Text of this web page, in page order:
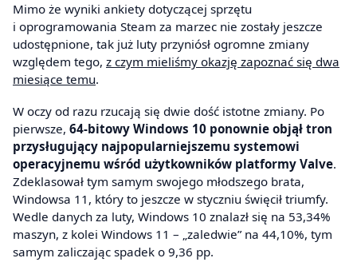
Mimo że wyniki ankiety dotyczącej sprzętu
i oprogramowania Steam za marzec nie zostały jeszcze
udostępnione, tak już luty przyniósł ogromne zmiany
względem tego, z czym mieliśmy okazję zapoznać się dwa
miesiące temu.
W oczy od razu rzucają się dwie dość istotne zmiany. Po
pierwsze, 64-bitowy Windows 10 ponownie objął tron
przysługujący najpopularniejszemu systemowi
operacyjnemu wśród użytkowników platformy Valve.
Zdeklasował tym samym swojego młodszego brata,
Windowsa 11, który to jeszcze w styczniu święcił triumfy.
Wedle danych za luty, Windows 10 znalazł się na 53,34%
maszyn, z kolei Windows 11 – „zaledwie” na 44,10%, tym
samym zaliczając spadek o 9,36 pp.